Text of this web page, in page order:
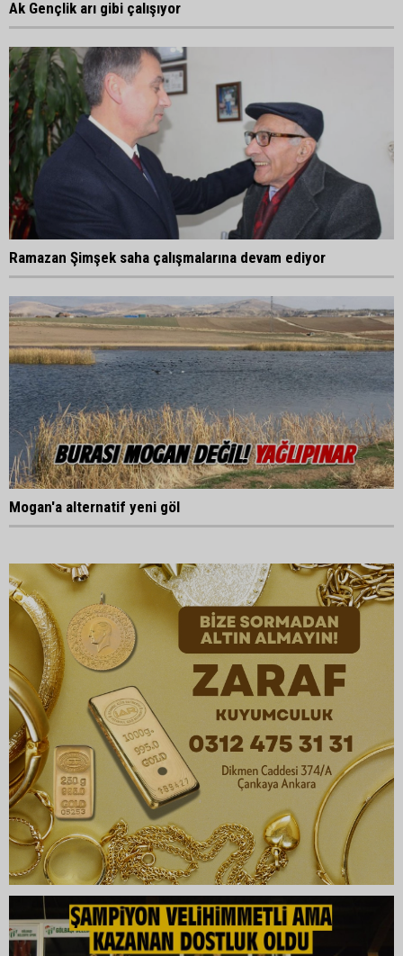
Ak Gençlik arı gibi çalışıyor
Ramazan Şimşek saha çalışmalarına devam ediyor
Mogan'a alternatif yeni göl